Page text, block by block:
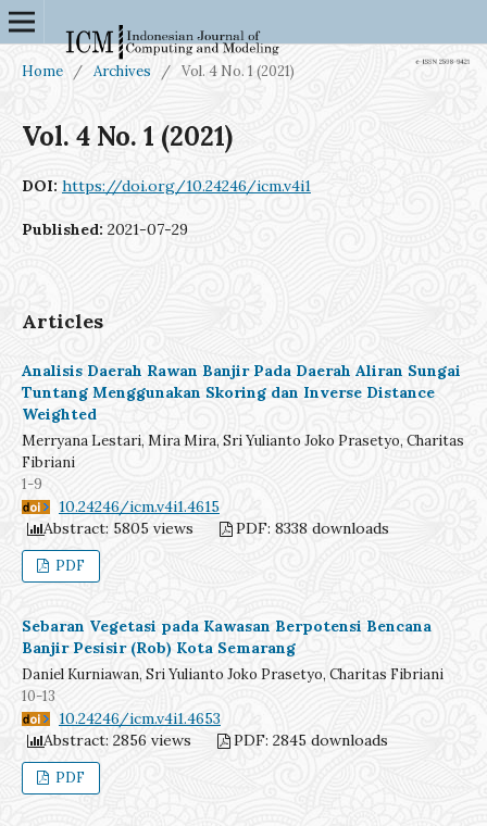
Home / Archives / Vol. 4 No. 1 (2021)
Vol. 4 No. 1 (2021)
DOI: https://doi.org/10.24246/icm.v4i1
Published: 2021-07-29
Articles
Analisis Daerah Rawan Banjir Pada Daerah Aliran Sungai
Tuntang Menggunakan Skoring dan Inverse Distance
Weighted
Merryana Lestari, Mira Mira, Sri Yulianto Joko Prasetyo, Charitas
Fibriani
1-9
DOI: 10.24246/icm.v4i1.4615
Abstract: 5805 views
PDF: 8338 downloads
PDF
Sebaran Vegetasi pada Kawasan Berpotensi Bencana
Banjir Pesisir (Rob) Kota Semarang
Daniel Kurniawan, Sri Yulianto Joko Prasetyo, Charitas Fibriani
10-13
DOI: 10.24246/icm.v4i1.4653
Abstract: 2856 views
PDF: 2845 downloads
PDF